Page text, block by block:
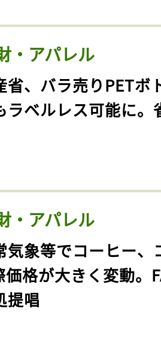
・アパレル
省、バラ売りPETボ
ラベルレス可能に。
・アパレル
気象等でコーヒー、
価格が大きく変動。
提唱